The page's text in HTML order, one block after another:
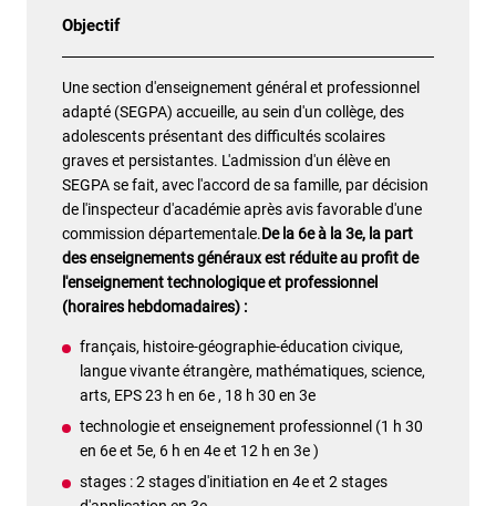
Objectif
Une section d'enseignement général et professionnel
adapté (SEGPA) accueille, au sein d'un collège, des
adolescents présentant des difficultés scolaires
graves et persistantes. L'admission d'un élève en
SEGPA se fait, avec l'accord de sa famille, par décision
de l'inspecteur d'académie après avis favorable d'une
commission départementale.De la 6e à la 3e, la part
des enseignements généraux est réduite au profit de
l'enseignement technologique et professionnel
(horaires hebdomadaires) :
français, histoire-géographie-éducation civique,
langue vivante étrangère, mathématiques, science,
arts, EPS 23 h en 6e , 18 h 30 en 3e
technologie et enseignement professionnel (1 h 30
en 6e et 5e, 6 h en 4e et 12 h en 3e )
stages : 2 stages d'initiation en 4e et 2 stages